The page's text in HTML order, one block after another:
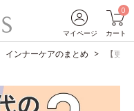
マイページ
0
カート
インナーケアのまとめ 【更